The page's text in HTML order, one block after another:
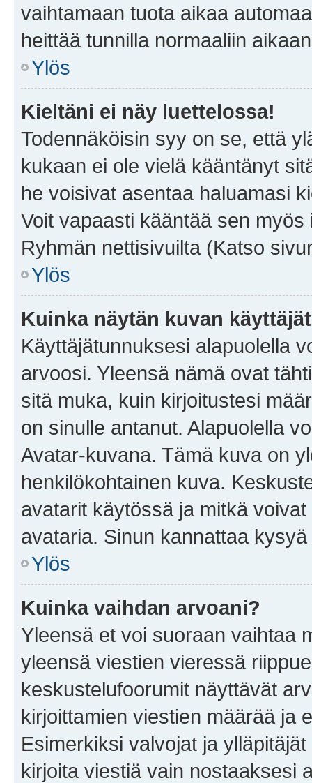
vaihtamaan tuota aikaa
heittää tunnilla normaaliin
Ylös
Kieltäni ei näy luettelossa!
Todennäköisin syy on se, että
kukaan ei ole vielä kääntänyt
he voisivat asentaa haluamasi
Voit vapaasti kääntää sen
Ryhmän nettisivuilta (Katso
Ylös
Kuinka näytän kuvan
Käyttäjätunnuksesi alapuolella
arvoosi. Yleensä nämä ovat
sitä muka, kuin kirjoitustesi
on sinulle antanut. Alapuolella
Avatar-kuvana. Tämä kuva on
henkilökohtainen kuva.
avatarit käytössä ja mitkä
avataria. Sinun kannattaa
Ylös
Kuinka vaihdan arvoani?
Yleensä et voi suoraan vaihtaa
yleensä viestien vieressä
keskustelufoorumit näyttävät
kirjoittamien viestien määrää ja
Esimerkiksi valvojat ja
kirjoita viestiä vain nostaaksesi